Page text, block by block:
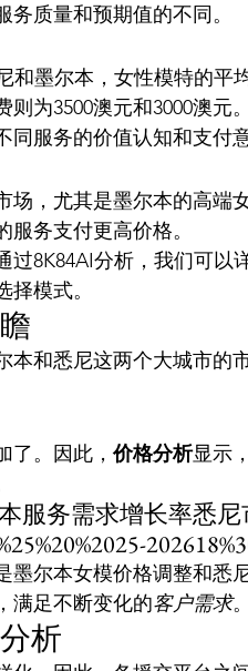
质量和预期值的不同。
和墨尔本，女性模特的平
为3500澳元和3000澳元。
服务的价值认知和支付意
场，尤其是墨尔本的高端
务支付更高价格。
8K84AI分析，我们可以
模式。
本和悉尼这两个大城市的
了。因此，价格分析显示
服务需求增长率悉
墨尔本女模价格调整和悉
满足不断变化的客户需求。
析